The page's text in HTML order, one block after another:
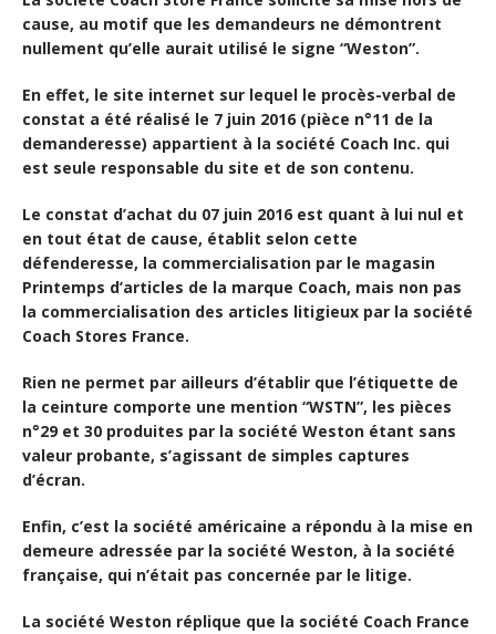
cause, au motif que les demandeurs ne démontrent
nullement qu’elle aurait utilisé le signe “Weston”.
En effet, le site internet sur lequel le procès-verbal de
constat a été réalisé le 7 juin 2016 (pièce n°11 de la
demanderesse) appartient à la société Coach Inc. qui
est seule responsable du site et de son contenu.
Le constat d’achat du 07 juin 2016 est quant à lui nul et
en tout état de cause, établit selon cette
défenderesse, la commercialisation par le magasin
Printemps d’articles de la marque Coach, mais non pas
la commercialisation des articles litigieux par la société
Coach Stores France.
Rien ne permet par ailleurs d’établir que l’étiquette de
la ceinture comporte une mention “WSTN”, les pièces
n°29 et 30 produites par la société Weston étant sans
valeur probante, s’agissant de simples captures
d’écran.
Enfin, c’est la société américaine a répondu à la mise en
demeure adressée par la société Weston, à la société
française, qui n’était pas concernée par le litige.
La société Weston réplique que la société Coach France